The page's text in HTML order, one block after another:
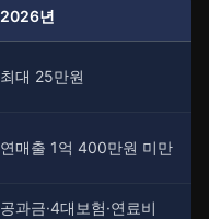
2026년
최대 25만원
연매출 1억 400만원 미만
공과금·4대보험·연료비